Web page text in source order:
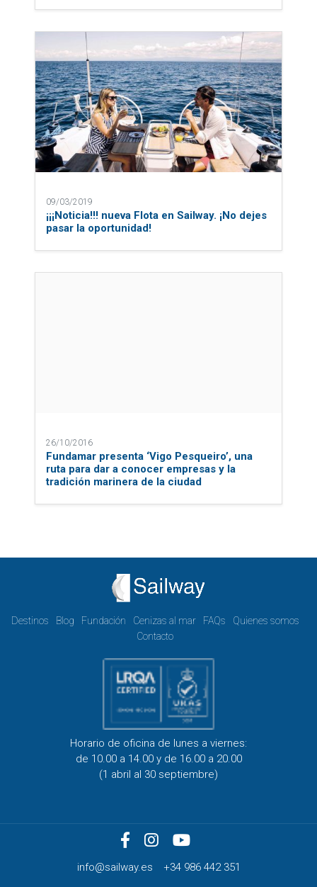
09/03/2019
¡¡¡Noticia!!! nueva Flota en Sailway. ¡No dejes
pasar la oportunidad!
26/10/2016
Fundamar presenta ‘Vigo Pesqueiro’, una
ruta para dar a conocer empresas y la
tradición marinera de la ciudad
Destinos Blog Fundación Cenizas al mar FAQs
Quienes somos
Contacto
Horario de oficina de lunes a viernes:
de 10.00 a 14.00 y de 16.00 a 20.00
(1 abril al 30 septiembre)
info@sailway.es +34 986 442 351